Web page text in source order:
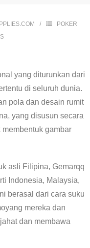
POKER
yang diturunkan dari
di seluruh dunia.
pola dan desain rumit
yang disusun secara
gambar
asli Filipina, Gemarqq
Indonesia, Malaysia,
berasal dari cara suku
mereka dan
dan membawa